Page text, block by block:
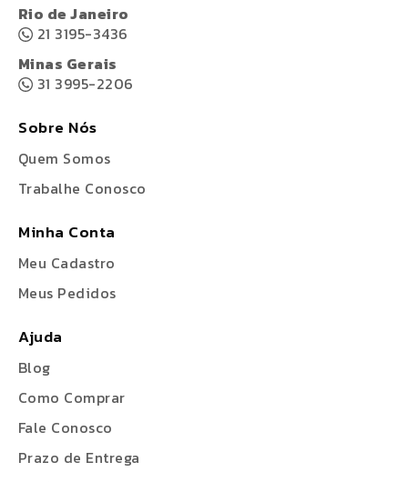
Rio de Janeiro
21 3195-3436
Minas Gerais
31 3995-2206
Sobre Nós
Quem Somos
Trabalhe Conosco
Minha Conta
Meu Cadastro
Meus Pedidos
Ajuda
Blog
Como Comprar
Fale Conosco
Prazo de Entrega